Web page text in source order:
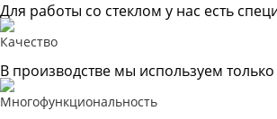
Для работы со стеклом у нас есть
Качество
В производстве мы используем
Многофункциональность